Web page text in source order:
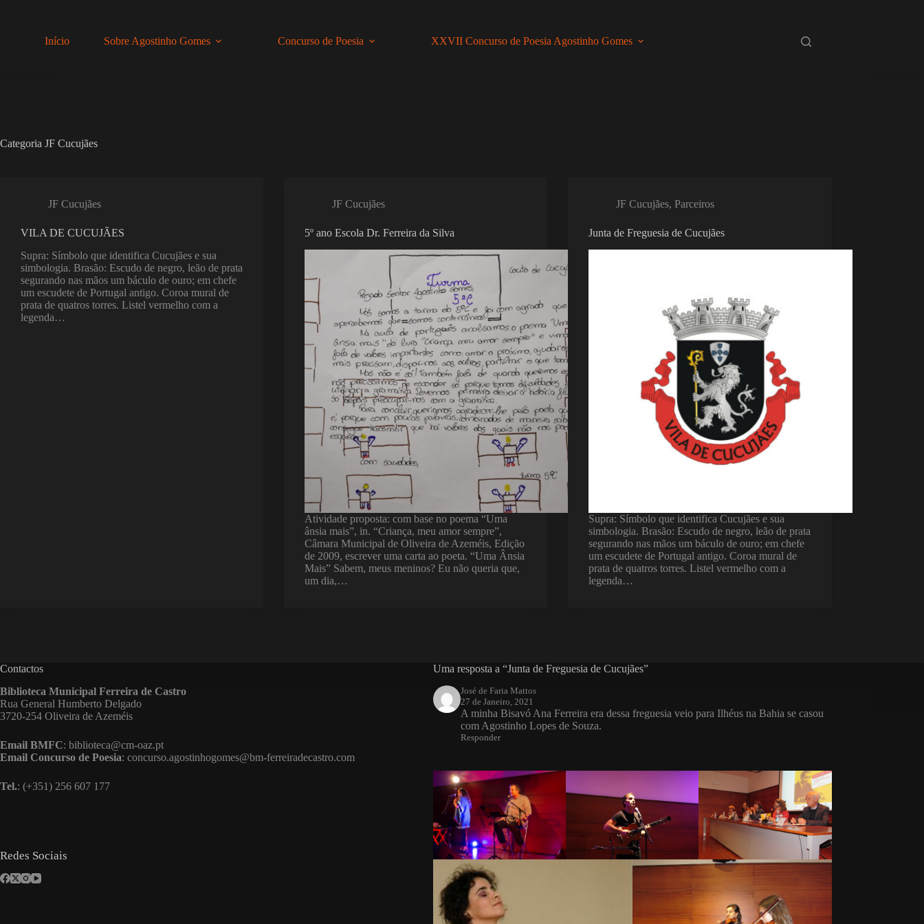
Início Sobre Agostinho Gomes Concurso de Poesia XXVII Concurso de Poesia Agostinho Gomes
Categoria JF Cucujães
JF Cucujães
VILA DE CUCUJÃES
Supra: Símbolo que identifica Cucujães e sua
simbologia. Brasão: Escudo de negro, leão de prata
segurando nas mãos um báculo de ouro; em chefe
um escudete de Portugal antigo. Coroa mural de
prata de quatros torres. Listel vermelho com a
legenda…
JF Cucujães
5º ano Escola Dr. Ferreira da Silva
Atividade proposta: com base no poema “Uma
ânsia mais”, in. “Criança, meu amor sempre”,
Câmara Municipal de Oliveira de Azeméis, Edição
de 2009, escrever uma carta ao poeta. “Uma Ânsia
Mais” Sabem, meus meninos? Eu não queria que,
um dia,…
JF Cucujães,Parceiros
Junta de Freguesia de Cucujães
Supra: Símbolo que identifica Cucujães e sua
simbologia. Brasão: Escudo de negro, leão de prata
segurando nas mãos um báculo de ouro; em chefe
um escudete de Portugal antigo. Coroa mural de
prata de quatros torres. Listel vermelho com a
legenda…
Contactos
Biblioteca Municipal Ferreira de Castro
Rua General Humberto Delgado
3720-254 Oliveira de Azeméis
Email BMFC: biblioteca@cm-oaz.pt
Email Concurso de Poesia: concurso.agostinhogomes@bm-ferreiradecastro.com
Tel.: (+351) 256 607 177
Redes Sociais
Uma resposta a “Junta de Freguesia de Cucujães”
José de Faria Mattos
27 de Janeiro, 2021
A minha Bisavó Ana Ferreira era dessa freguesia veio para Ilhéus na Bahia se casou
com Agostinho Lopes de Souza.
Responder